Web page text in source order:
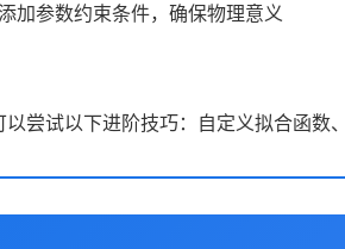
加参数约束条件，确保物理意义
尝试以下进阶技巧：自定义拟合函数